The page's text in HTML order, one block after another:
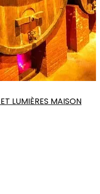
LUMIÈRES MAISON